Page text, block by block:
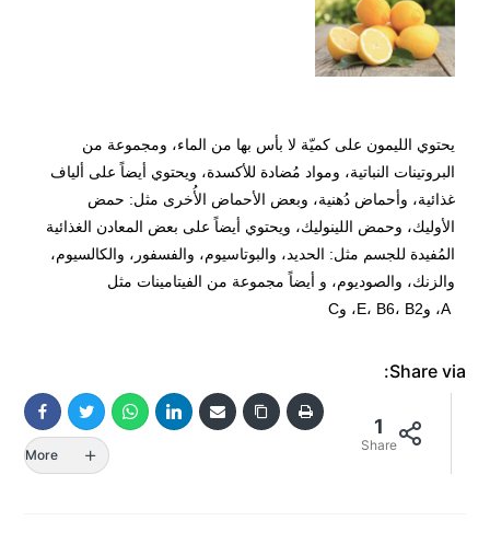
يحتوي الليمون على كميّة لا بأس بها من الماء، ومجموعة من
البروتينات النباتية، ومواد مُضادة للأكسدة، ويحتوي أيضاً على ألياف
غذائية، وأحماض دُهنية، وبعض الأحماض الأُخرى مثل: حمض
الأوليك، وحمض اللينوليك، ويحتوي أيضاً على بعض المعادن الغذائية
المُفيدة للجسم مثل: الحديد، والبوتاسيوم، والفسفور، والكالسيوم،
والزنك، والصوديوم، و أيضاً مجموعة من الفيتامينات مثل
A، وE، B6، B2، وC
Share via:
1
Share
More